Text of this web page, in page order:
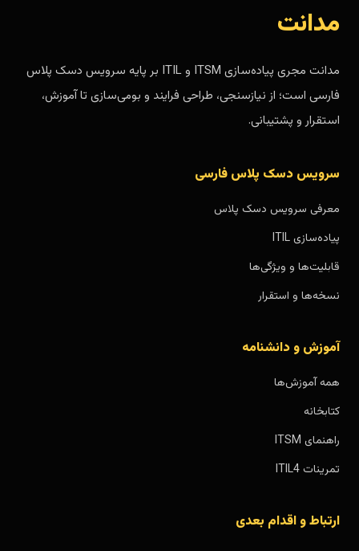
مدانت
مدانت مجری پیاده‌سازی ITSM و ITIL بر پایه سرویس دسک پلاس
فارسی است؛ از نیازسنجی، طراحی فرایند و بومی‌سازی تا آموزش،
استقرار و پشتیبانی.
سرویس دسک پلاس فارسی
معرفی سرویس دسک پلاس
پیاده‌سازی ITIL
قابلیت‌ها و ویژگی‌ها
نسخه‌ها و استقرار
آموزش و دانشنامه
همه آموزش‌ها
کتابخانه
راهنمای ITSM
تمرینات ITIL4
ارتباط و اقدام بعدی